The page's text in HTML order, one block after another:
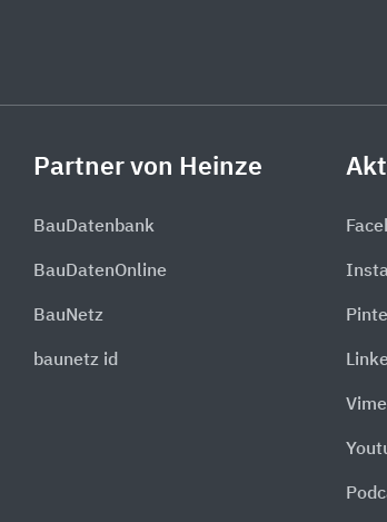
Partner von Heinze
BauDatenbank
BauDatenOnline
BauNetz
baunetz id